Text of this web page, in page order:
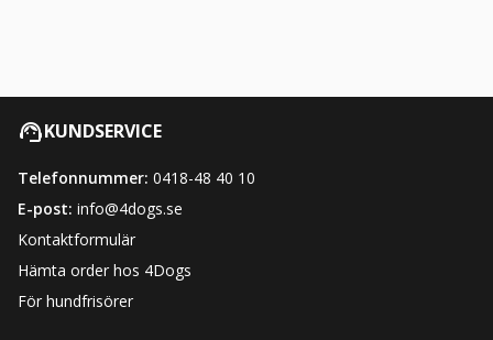
KUNDSERVICE
Telefonnummer: 0418-48 40 10
E-post: info@4dogs.se
Kontaktformulär
Hämta order hos 4Dogs
För hundfrisörer